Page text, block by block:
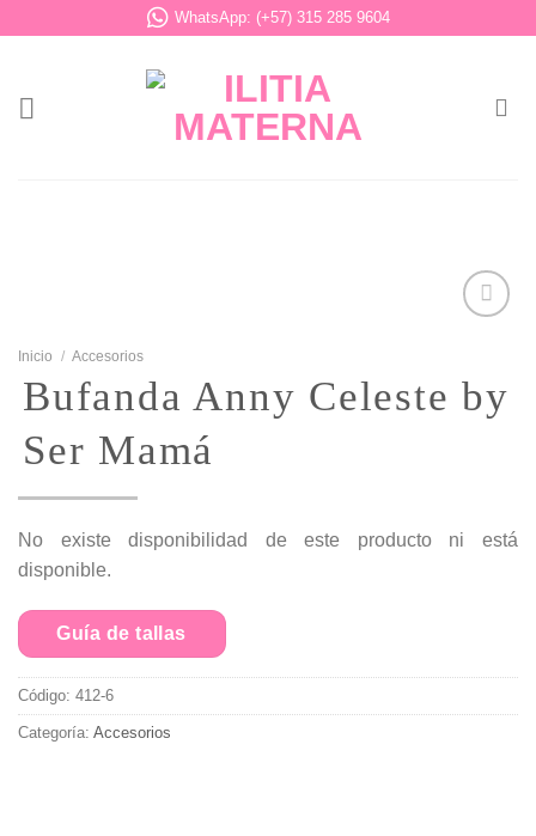
WhatsApp: (+57) 315 285 9604
Añadir
a la
lista de
Inicio / Accesorios
Bufanda Anny Celeste by
Ser Mamá
No existe disponibilidad de este producto ni está
disponible.
Guía de tallas
Código: 412-6
Categoría: Accesorios